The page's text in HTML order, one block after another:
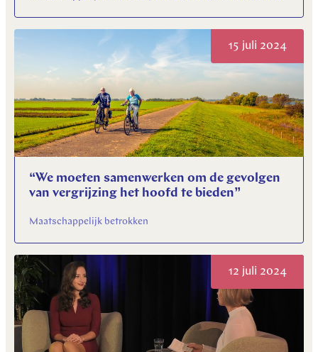
15 juli 2024
“We moeten samenwerken om de gevolgen
van vergrijzing het hoofd te bieden”
Maatschappelijk betrokken
12 juli 2024